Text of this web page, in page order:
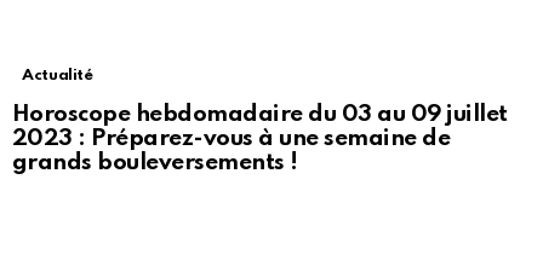
Actualité
Horoscope hebdomadaire du 03 au 09 juillet
2023 : Préparez-vous à une semaine de
grands bouleversements !